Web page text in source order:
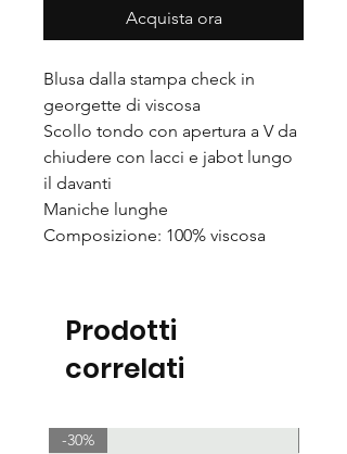
Acquista ora
Blusa dalla stampa check in
georgette di viscosa
Scollo tondo con apertura a V da
chiudere con lacci e jabot lungo
il davanti
Maniche lunghe
Composizione: 100% viscosa
Prodotti
correlati
-30%